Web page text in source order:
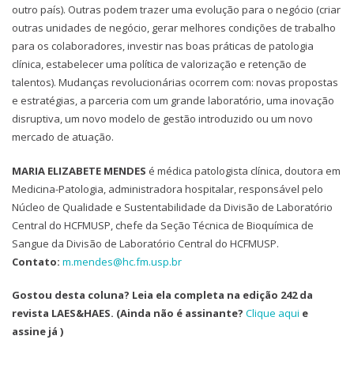
outro país). Outras podem trazer uma evolução para o negócio (criar
outras unidades de negócio, gerar melhores condições de trabalho
para os colaboradores, investir nas boas práticas de patologia
clínica, estabelecer uma política de valorização e retenção de
talentos). Mudanças revolucionárias ocorrem com: novas propostas
e estratégias, a parceria com um grande laboratório, uma inovação
disruptiva, um novo modelo de gestão introduzido ou um novo
mercado de atuação.
MARIA ELIZABETE MENDES é médica patologista clínica, doutora em
Medicina-Patologia, administradora hospitalar, responsável pelo
Núcleo de Qualidade e Sustentabilidade da Divisão de Laboratório
Central do HCFMUSP, chefe da Seção Técnica de Bioquímica de
Sangue da Divisão de Laboratório Central do HCFMUSP.
Contato: m.mendes@hc.fm.usp.br
Gostou desta coluna? Leia ela completa na edição 242 da
revista LAES&HAES. (Ainda não é assinante? Clique aqui e
assine já )